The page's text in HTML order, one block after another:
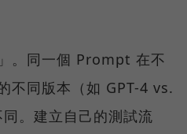
。同一個 Prompt 在不
不同版本（如 GPT-4 vs.
。建立自己的測試流